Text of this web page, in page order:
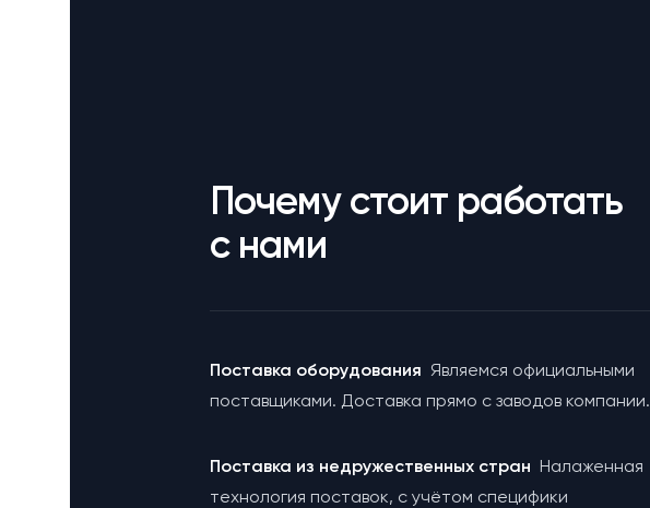
Почему стоит работать
с нами
Поставка оборудования Являемся официальными
поставщиками. Доставка прямо с заводов компании.
Поставка из недружественных стран Налаженная
технология поставок, с учётом специфики